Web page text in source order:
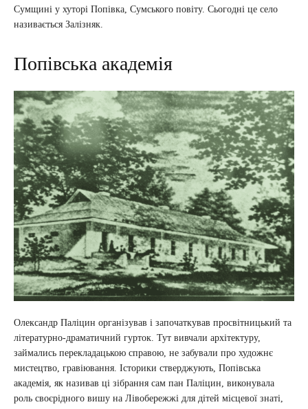
Сумщині у хуторі Попівка, Сумського повіту. Сьогодні це село
називається Залізняк.
Попівська академія
Олександр Паліцин організував і започаткував просвітницький та
літературно-драматичний гурток. Тут вивчали архітектуру,
займались перекладацькою справою, не забували про художнє
мистецтво, гравіювання. Історики стверджують, Попівська
академія, як називав ці зібрання сам пан Паліцин, виконувала
роль своєрідного вишу на Лівобережжі для дітей місцевої знаті,